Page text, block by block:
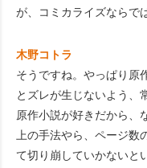
が、コミカライズならで
木野コトラ
そうですね。やっぱり原
とズレが生じないよう、
原作小説が好きだから
上の手法やら、ページ
て切り崩していかない